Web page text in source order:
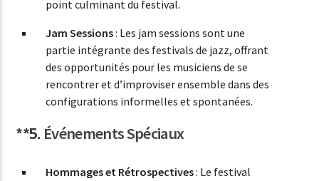
point culminant du festival.
Jam Sessions: Les jam sessions sont une
partie intégrante des festivals de jazz, offrant
des opportunités pour les musiciens de se
rencontrer et d’improviser ensemble dans des
configurations informelles et spontanées.
**5. Événements Spéciaux
Hommages et Rétrospectives: Le festival